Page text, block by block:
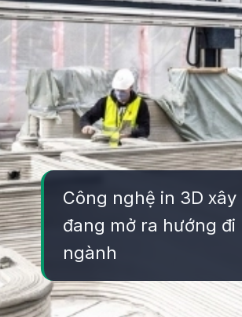
Công nghệ in 3D xây
đang mở ra hướng đi
ngành